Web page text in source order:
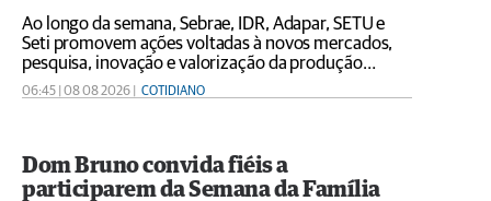
Ao longo da semana, Sebrae, IDR, Adapar, SETU e
Seti promovem ações voltadas à novos mercados,
pesquisa, inovação e valorização da produção
regional
06:45 | 08 08 2026 | COTIDIANO
Dom Bruno convida fiéis a
participarem da Semana da Família